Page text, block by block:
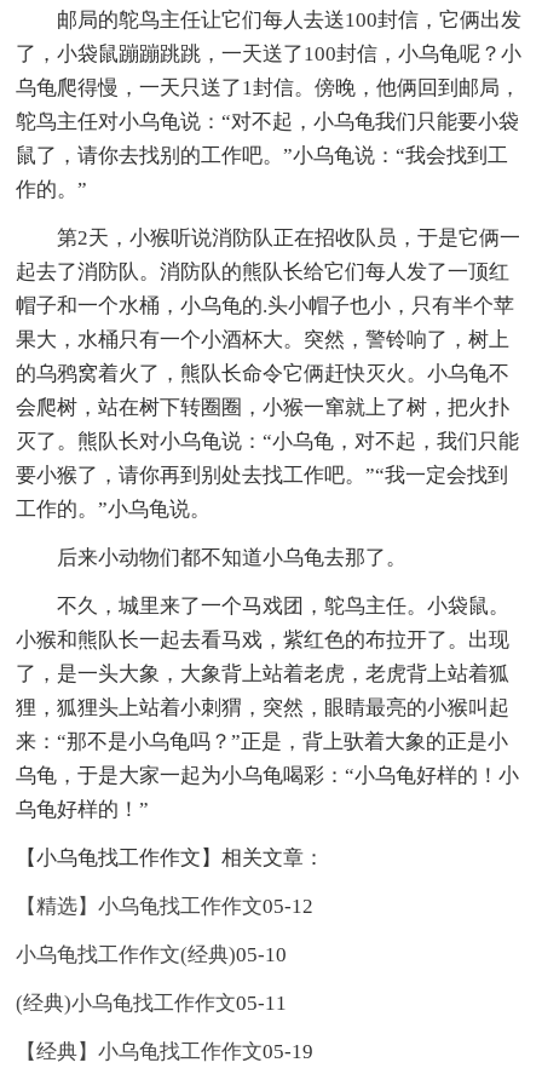
邮局的鸵鸟主任让它们每人去送100封信，它俩出发
了，小袋鼠蹦蹦跳跳，一天送了100封信，小乌龟呢？小
乌龟爬得慢，一天只送了1封信。傍晚，他俩回到邮局，
鸵鸟主任对小乌龟说：“对不起，小乌龟我们只能要小袋
鼠了，请你去找别的工作吧。”小乌龟说：“我会找到工
作的。”
第2天，小猴听说消防队正在招收队员，于是它俩一
起去了消防队。消防队的熊队长给它们每人发了一顶红
帽子和一个水桶，小乌龟的.头小帽子也小，只有半个苹
果大，水桶只有一个小酒杯大。突然，警铃响了，树上
的乌鸦窝着火了，熊队长命令它俩赶快灭火。小乌龟不
会爬树，站在树下转圈圈，小猴一窜就上了树，把火扑
灭了。熊队长对小乌龟说：“小乌龟，对不起，我们只能
要小猴了，请你再到别处去找工作吧。”“我一定会找到
工作的。”小乌龟说。
后来小动物们都不知道小乌龟去那了。
不久，城里来了一个马戏团，鸵鸟主任。小袋鼠。
小猴和熊队长一起去看马戏，紫红色的布拉开了。出现
了，是一头大象，大象背上站着老虎，老虎背上站着狐
狸，狐狸头上站着小刺猬，突然，眼睛最亮的小猴叫起
来：“那不是小乌龟吗？”正是，背上驮着大象的正是小
乌龟，于是大家一起为小乌龟喝彩：“小乌龟好样的！小
乌龟好样的！”
【小乌龟找工作作文】相关文章：
【精选】小乌龟找工作作文05-12
小乌龟找工作作文(经典)05-10
(经典)小乌龟找工作作文05-11
【经典】小乌龟找工作作文05-19